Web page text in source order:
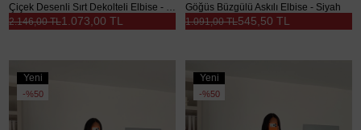
Çiçek Desenli Sırt Dekolteli Elbise - Mavi
1.073,00 TL
2.146,00 TL
Göğüs Büzgülü Askılı Elbise - Siyah
545,50 TL
1.091,00 TL
Yeni
Ürün
%50
Yeni
Ürün
%50